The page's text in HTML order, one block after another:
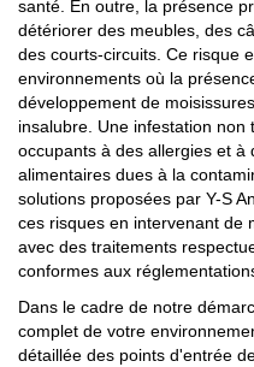
santé. En outre, la présence
détériorer des meubles, des
des courts-circuits. Ce risque
environnements où la
développement de
insalubre. Une infestation
occupants à des allergies et à
alimentaires dues à la
solutions proposées par Y-S
ces risques en intervenant de
avec des traitements
conformes aux
Dans le cadre de notre
complet de votre
détaillée des points d'entrée